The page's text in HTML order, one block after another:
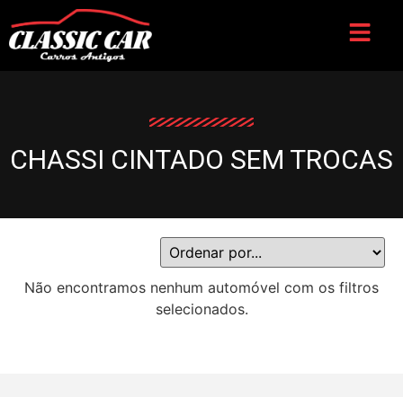
CHASSI CINTADO SEM TROCAS
Não encontramos nenhum automóvel com os filtros
selecionados.